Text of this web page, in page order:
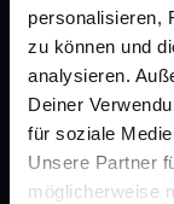
personalisieren,
zu können und
analysieren.
Deiner
für soziale
Unsere Partner
möglicherweise
gesund.de
Über uns
Karriere
Newsletter